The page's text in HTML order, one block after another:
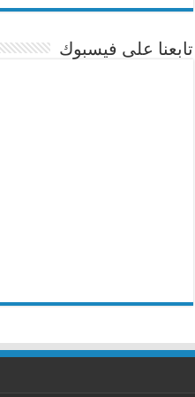
تابعنا على فيسبوك